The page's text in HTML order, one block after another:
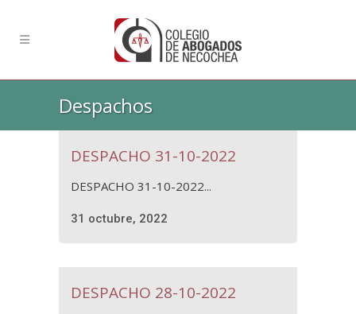
Despachos
DESPACHO 31-10-2022
DESPACHO 31-10-2022...
31 octubre, 2022
DESPACHO 28-10-2022